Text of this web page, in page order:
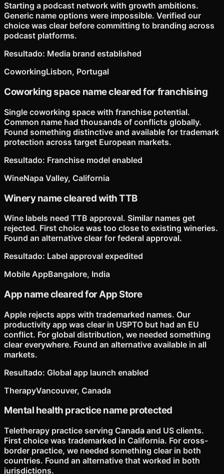
Starting a podcast network with growth ambitions.
Generic name options were impossible. Verified our
choice was clear before committing to branding across
podcast platforms.
Resultado: Media brand established
CoworkingLisbon, Portugal
Coworking space name cleared for franchising
Single coworking space with franchise potential.
Common name had thousands of conflicts globally.
Found something distinctive and available for trademark
protection across target European markets.
Resultado: Franchise model enabled
WineNapa Valley, California
Winery name cleared with TTB
Wine labels need TTB approval. Similar names get
rejected. First choice was too close to existing wineries.
Found an alternative clear for federal approval.
Resultado: Label approval expedited
Mobile AppBangalore, India
App name cleared for App Store
Apple rejects apps with trademarked names. Our
productivity app was clear in USPTO but had an EU
conflict. For global distribution, we needed something
clear everywhere. Found an alternative available in all
markets.
Resultado: Global app launch enabled
TherapyVancouver, Canada
Mental health practice name protected
Teletherapy practice serving Canada and US clients.
First choice was trademarked in California. For cross-
border practice, we needed something clear in both
countries. Found an alternative that worked in both
jurisdictions.